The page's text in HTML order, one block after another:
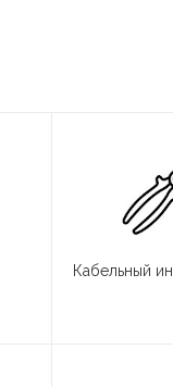
Кабельный